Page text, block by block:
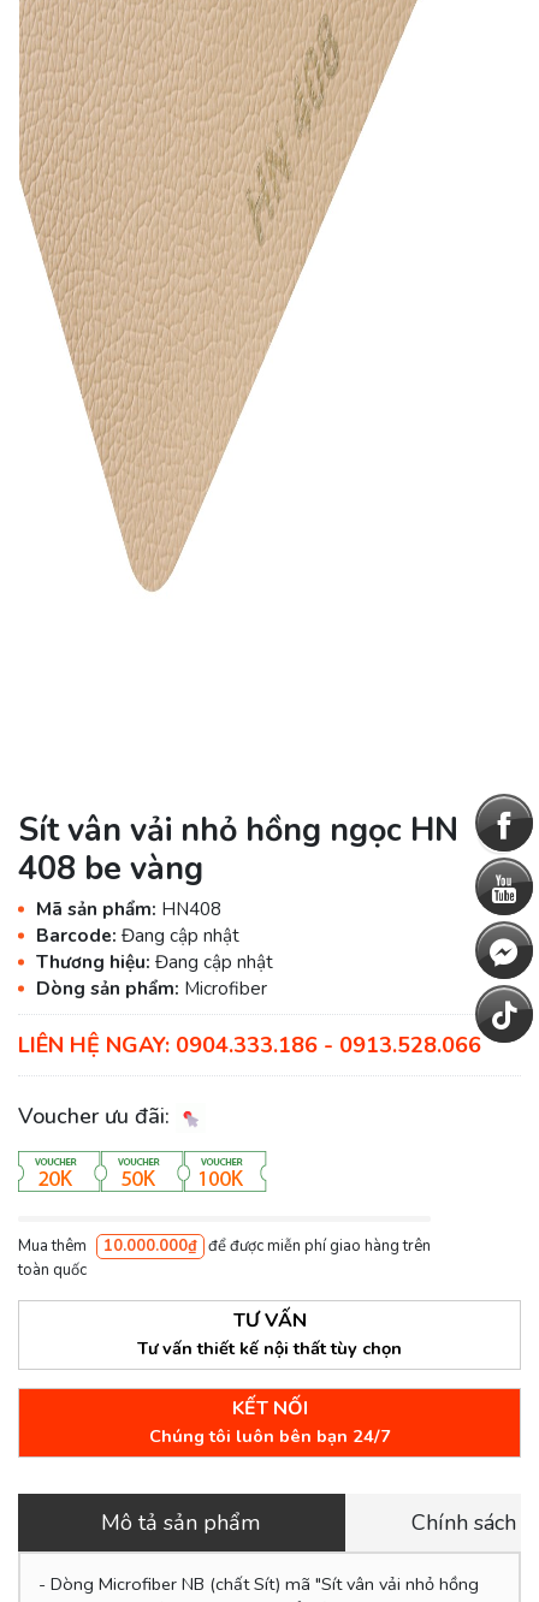
Sít vân vải nhỏ hồng ngọc HN
408 be vàng
Mã sản phẩm: HN408
Barcode: Đang cập nhật
Thương hiệu: Đang cập nhật
Dòng sản phẩm: Microfiber
LIÊN HỆ NGAY: 0904.333.186 - 0913.528.066
Voucher ưu đãi:
Mua thêm 10.000.000₫ để được miễn phí giao hàng trên
toàn quốc
TƯ VẤN
Tư vấn thiết kế nội thất tùy chọn
KẾT NỐI
Chúng tôi luôn bên bạn 24/7
Mô tả sản phẩm Chính sách
- Dòng Microfiber NB (chất Sít) mã "Sít vân vải nhỏ hồng